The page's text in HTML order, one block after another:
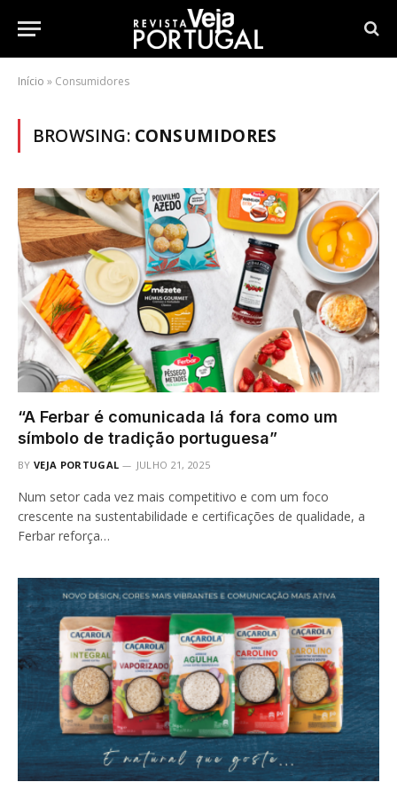
Início » Consumidores
BROWSING: CONSUMIDORES
“A Ferbar é comunicada lá fora como um
símbolo de tradição portuguesa”
BY VEJA PORTUGAL JULHO 21, 2025
Num setor cada vez mais competitivo e com um foco
crescente na sustentabilidade e certificações de qualidade, a
Ferbar reforça…